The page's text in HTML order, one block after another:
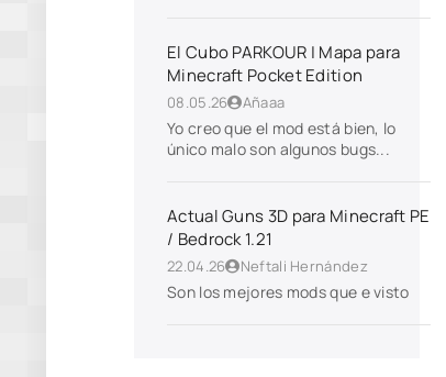
El Cubo PARKOUR | Mapa para
Minecraft Pocket Edition
08.05.26 Añaaa
Yo creo que el mod está bien, lo
único malo son algunos bugs...
Actual Guns 3D para Minecraft PE
/ Bedrock 1.21
22.04.26 Neftali Hernández
Son los mejores mods que e visto